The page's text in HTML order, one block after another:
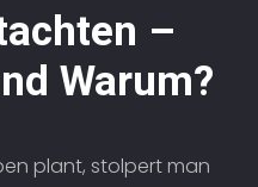
–
Warum?
plant, stolpert man